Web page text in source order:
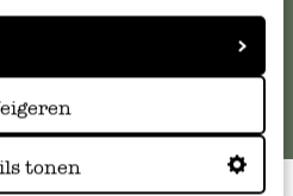
tonen